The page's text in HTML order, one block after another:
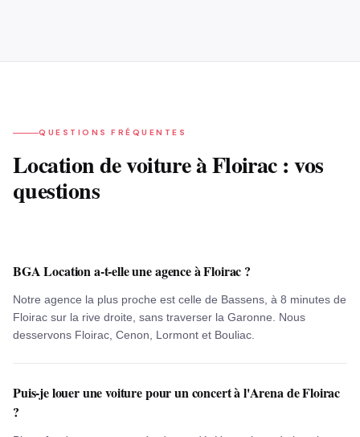
QUESTIONS FRÉQUENTES
Locationde voitureàFloirac: vos
questions
BGA Location a-t-elle une agence à Floirac ?
Notre agence la plus proche est celle de Bassens, à 8 minutes de
Floirac sur la rive droite, sans traverser la Garonne. Nous
desservons Floirac, Cenon, Lormont et Bouliac.
Puis-je louer une voiture pour un concert à l'Arena de Floirac
?